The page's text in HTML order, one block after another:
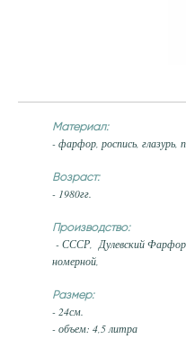
Материал:
- фарфор, роспись, глазурь,
Возраст:
- 1980гг.
Производство:
- СССР, Дулевский
номерной,
Размер:
- 24см.
- объем: 4,5 литра